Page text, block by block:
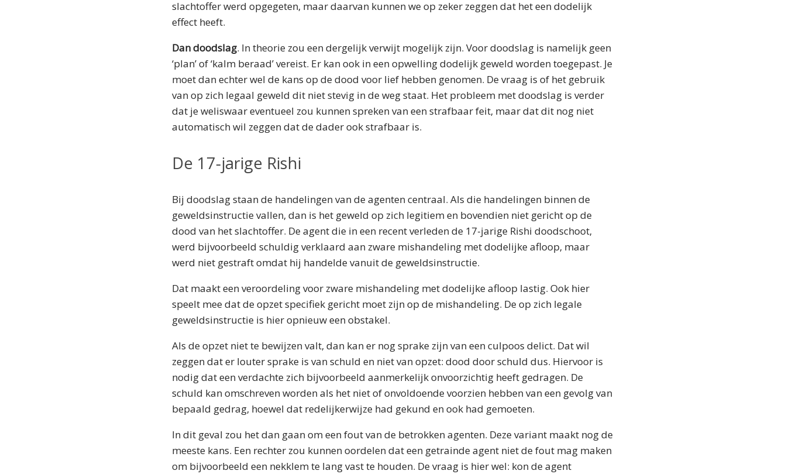
slachtoffer werd opgegeten, maar daarvan kunnen we op zeker zeggen dat het een dodelijk
effect heeft.
Dan doodslag. In theorie zou een dergelijk verwijt mogelijk zijn. Voor doodslag is namelijk geen
‘plan’ of ‘kalm beraad’ vereist. Er kan ook in een opwelling dodelijk geweld worden toegepast. Je
moet dan echter wel de kans op de dood voor lief hebben genomen. De vraag is of het gebruik
van op zich legaal geweld dit niet stevig in de weg staat. Het probleem met doodslag is verder
dat je weliswaar eventueel zou kunnen spreken van een strafbaar feit, maar dat dit nog niet
automatisch wil zeggen dat de dader ook strafbaar is.
De 17-jarige Rishi
Bij doodslag staan de handelingen van de agenten centraal. Als die handelingen binnen de
geweldsinstructie vallen, dan is het geweld op zich legitiem en bovendien niet gericht op de
dood van het slachtoffer. De agent die in een recent verleden de 17-jarige Rishi doodschoot,
werd bijvoorbeeld schuldig verklaard aan zware mishandeling met dodelijke afloop, maar
werd niet gestraft omdat hij handelde vanuit de geweldsinstructie.
Dat maakt een veroordeling voor zware mishandeling met dodelijke afloop lastig. Ook hier
speelt mee dat de opzet specifiek gericht moet zijn op de mishandeling. De op zich legale
geweldsinstructie is hier opnieuw een obstakel.
Als de opzet niet te bewijzen valt, dan kan er nog sprake zijn van een culpoos delict. Dat wil
zeggen dat er louter sprake is van schuld en niet van opzet: dood door schuld dus. Hiervoor is
nodig dat een verdachte zich bijvoorbeeld aanmerkelijk onvoorzichtig heeft gedragen. De
schuld kan omschreven worden als het niet of onvoldoende voorzien hebben van een gevolg van
bepaald gedrag, hoewel dat redelijkerwijze had gekund en ook had gemoeten.
In dit geval zou het dan gaan om een fout van de betrokken agenten. Deze variant maakt nog de
meeste kans. Een rechter zou kunnen oordelen dat een getrainde agent niet de fout mag maken
om bijvoorbeeld een nekklem te lang vast te houden. De vraag is hier wel: kon de agent